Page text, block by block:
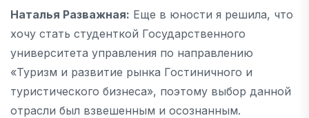
Наталья Разважная: Еще в юности я решила, что
хочу стать студенткой Государственного
университета управления по направлению
«Туризм и развитие рынка Гостиничного и
туристического бизнеса», поэтому выбор данной
отрасли был взвешенным и осознанным.